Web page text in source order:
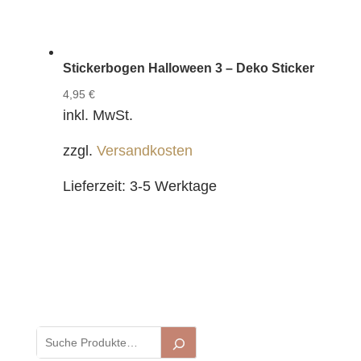
Stickerbogen Halloween 3 – Deko Sticker
4,95 €
inkl. MwSt.
zzgl. Versandkosten
Lieferzeit: 3-5 Werktage